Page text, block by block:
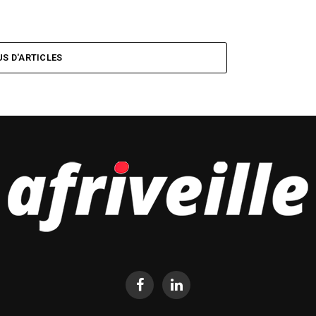
D'ARTICLES